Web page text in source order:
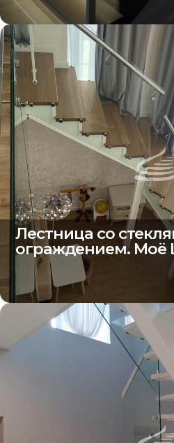
Лестница со
ограждением. Моё